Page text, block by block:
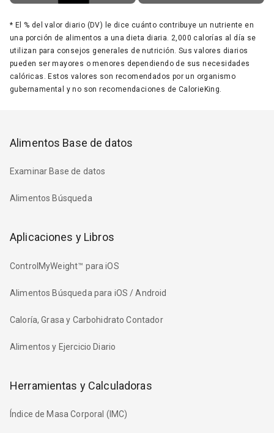
* El % del valor diario (DV) le dice cuánto contribuye un nutriente en
una porción de alimentos a una dieta diaria. 2,000 calorías al día se
utilizan para consejos generales de nutrición. Sus valores diarios
pueden ser mayores o menores dependiendo de sus necesidades
calóricas. Estos valores son recomendados por un organismo
gubernamental y no son recomendaciones de CalorieKing.
Alimentos Base de datos
Examinar Base de datos
Alimentos Búsqueda
Aplicaciones y Libros
ControlMyWeight™ para iOS
Alimentos Búsqueda para iOS / Android
Caloría, Grasa y Carbohidrato Contador
Alimentos y Ejercicio Diario
Herramientas y Calculadoras
Índice de Masa Corporal (IMC)